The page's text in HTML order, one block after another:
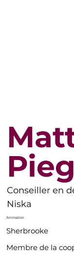
Conseiller en
Niska
Animation
Sherbrooke
Membre de la